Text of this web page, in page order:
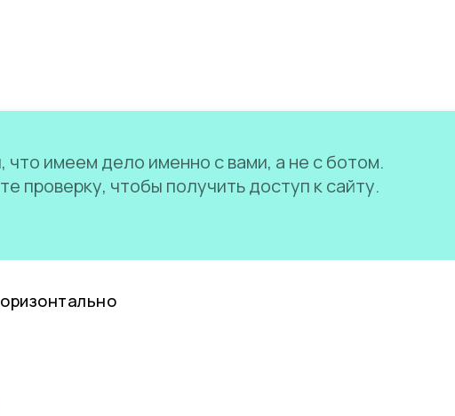
имеем дело именно с вами, а не с ботом.
проверку, чтобы получить доступ к сайту.